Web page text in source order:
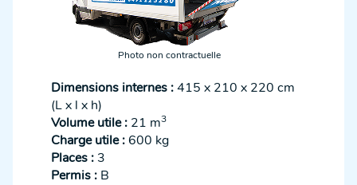
Photo non contractuelle
Dimensions internes :415 x 210 x 220 cm
(L x l x h)
Volume utile : 21 m3
Charge utile :600 kg
Places : 3
Permis : B